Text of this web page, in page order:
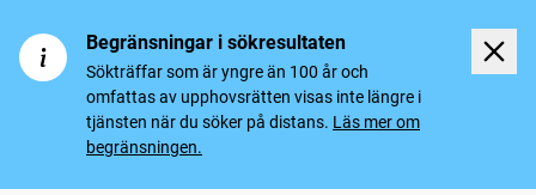
Begränsningar i sökresultaten
Sökträffar som är yngre än 100 år och
omfattas av upphovsrätten visas inte längre i
tjänsten när du söker på distans. Läs mer om
begränsningen.